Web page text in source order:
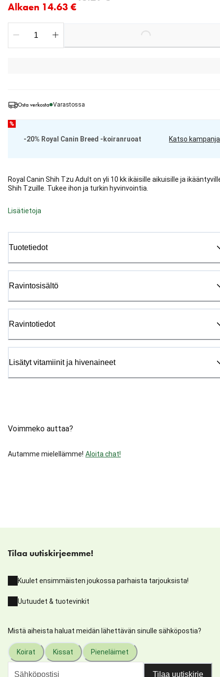
Osta verkosta Varastossa
%
-20% Royal Canin Breed -koiranruoat Katso kampanja
Royal Canin Shih Tzu Adult on yli 10 kk ikäisille aikuisille ja
Shih Tzuille. Tukee ihon ja turkin hyvinvointia.
Lisätietoja
Tuotetiedot
Ravintosisältö
Ravintotiedot
Lisätyt vitamiinit ja hivenaineet
Voimmeko auttaa?
Autamme mielellämme! Aloita chat!
Alkaen 14.63 €
Loading...
Tilaa uutiskirjeemme!
Kuulet ensimmäisten joukossa parhaista tarjouksista!
Uutuudet & tuotevinkit
Mistä aiheista haluat meidän lähettävän sinulle sähköpostia?
Koirat Kissat Pieneläimet
Tilaa uutiskirje